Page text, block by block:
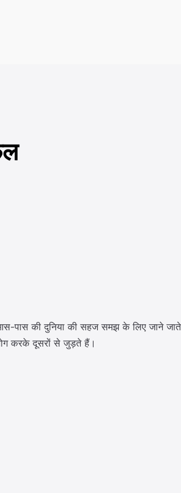
आस-पास की दुनिया की सहज समझ के लिए जाने
करके दूसरों से जुड़ते हैं।